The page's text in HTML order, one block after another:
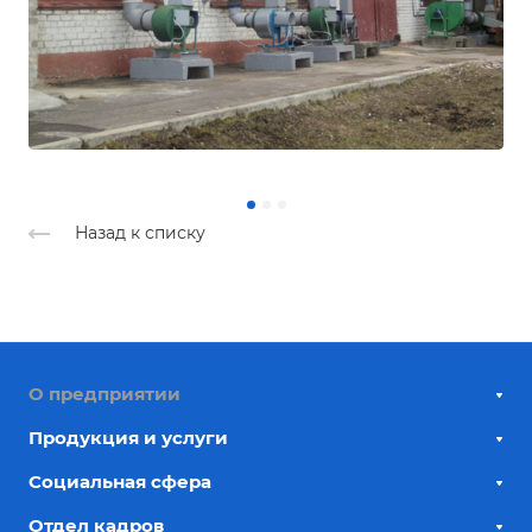
Назад к списку
О предприятии
Продукция и услуги
Социальная сфера
Отдел кадров